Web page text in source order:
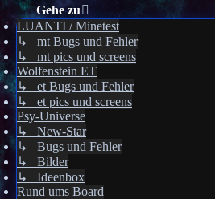
Gehe zu
LUANTI / Minetest
↳ mt Bugs und Fehler
↳ mt pics und screens
Wolfenstein ET
↳ et Bugs und Fehler
↳ et pics und screens
Psy-Universe
↳ New-Star
↳ Bugs und Fehler
↳ Bilder
↳ Ideenbox
Rund ums Board